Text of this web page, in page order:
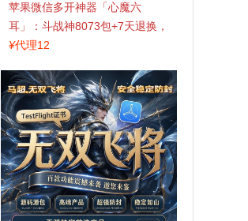
苹果微信多开神器「心魔六
耳」：斗战神8073包+7天退换，
认准拍拍卡激活码商城
¥代理12